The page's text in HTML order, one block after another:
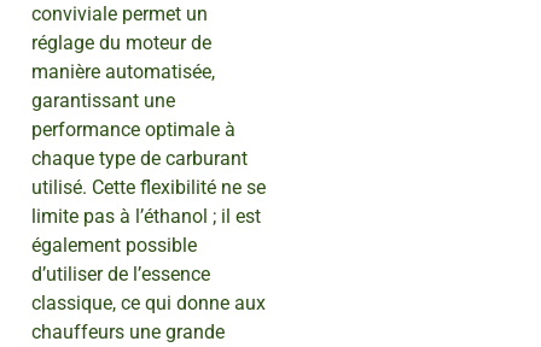
conviviale permet un
réglage du moteur de
manière automatisée,
garantissant une
performance optimale à
chaque type de carburant
utilisé. Cette flexibilité ne se
limite pas à l’éthanol ; il est
également possible
d’utiliser de l’essence
classique, ce qui donne aux
chauffeurs une grande